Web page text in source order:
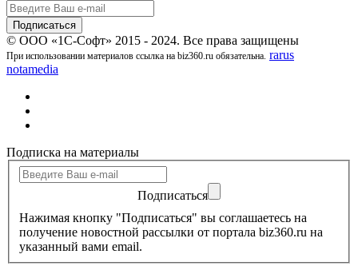
© ООО «1С-Софт» 2015 - 2024. Все права защищены
При использовании материалов ссылка на biz360.ru обязательна. rarus
notamedia
Подписка на материалы
Подписаться
Нажимая кнопку "Подписаться" вы соглашаетесь на
получение новостной рассылки от портала biz360.ru на
указанный вами email.